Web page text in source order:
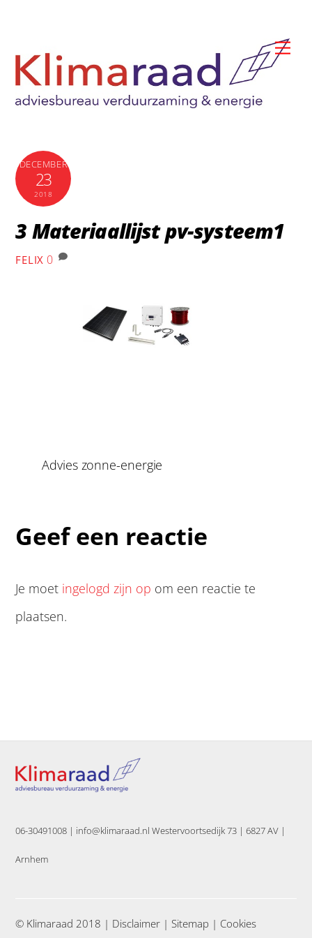
content
DECEMBER
23
2018
3 Materiaallijst pv-systeem1
FELIX 0
Advies zonne-energie
Geef een reactie
Je moet ingelogd zijn op om een reactie te
plaatsen.
06-30491008 | info@klimaraad.nl Westervoortsedijk 73 | 6827 AV |
Arnhem
© Klimaraad 2018 | Disclaimer | Sitemap | Cookies